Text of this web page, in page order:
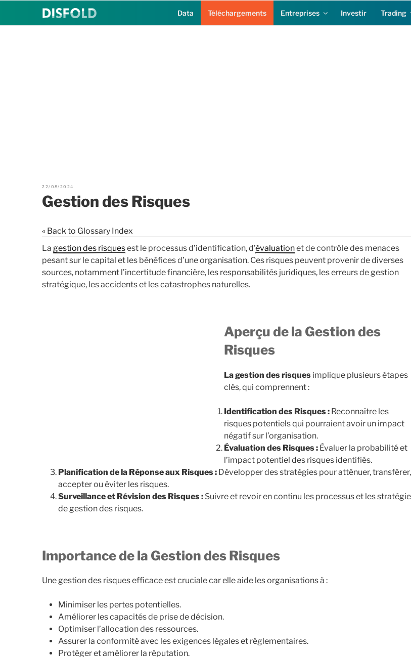
Data Téléchargements Entreprises Investir Trading
22/08/2024
Gestion des Risques
« Back to Glossary Index
Lagestion des risquesest le processus d’identification, d’évaluationet de contrôle des menaces
pesant sur le capital et les bénéfices d’une organisation. Ces risques peuvent provenir de diverses
sources, notamment l’incertitude financière, les responsabilités juridiques, les erreurs de gestion
stratégique, les accidents et les catastrophes naturelles.
Aperçu de la Gestion des
Risques
La gestion des risques implique plusieurs étapes
clés, qui comprennent :
Identification des Risques : Reconnaître les
risques potentiels qui pourraient avoir un impact
négatif sur l’organisation.
Évaluation des Risques : Évaluer la probabilité et
l’impact potentiel des risques identifiés.
Planification de la Réponse aux Risques : Développer des stratégies pour atténuer, transférer,
accepter ou éviter les risques.
Surveillance et Révision des Risques : Suivre et revoir en continu les processus et les
de gestion des risques.
Importance de la Gestion des Risques
Une gestion des risques efficace est cruciale car elle aide les organisations à :
Minimiser les pertes potentielles.
Améliorer les capacités de prise de décision.
Optimiser l’allocation des ressources.
Assurer la conformité avec les exigences légales et réglementaires.
Protéger et améliorer la réputation.